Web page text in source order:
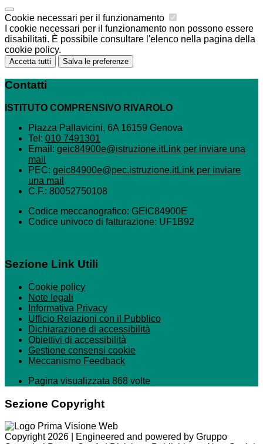
Cookie necessari per il funzionamento
I cookie necessari per il funzionamento non possono essere
disabilitati. È possibile consultare l'elenco nella pagina della
cookie policy.
Accetta tutti Salva le preferenze
Contatti
ISTITUTO COMPRENSIVO RIVAROLO
Piazza Pallavicini, 6A 16159 Genova
Tel: 010 7491301
Email: geic84900e@istruzione.itLink per inviare una
mail
PEC: geic84900e@pec.istruzione.itLink per inviare
una mail
C.F.: 80052750108
Codice meccanografico: GEIC84900E
Codice univoco di fatturazione: UF1B92
Sezione Link Utili
Cookie policy
Note legali
Informativa Privacy
Ufficio Relazioni con il Pubblico
Dichiarazione di accessibilità
Obiettivi di accessibilità
Gestione consensi cookie
Meccanismo Feedback
Pagina visualizzata 868 volte
Sezione Copyright
Copyright 2026 | Engineered and powered by Gruppo